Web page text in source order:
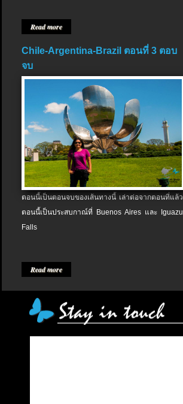
Read more
Chile-Argentina-Brazil ตอนที่ 3 ตอบ
จบ
ตอนนี้เป็นตอนจบของเส้นทางนี้ เล่าต่อจากตอนที่แล้ว
ตอนนี้เป็นประสบกาณ์ที่ Buenos Aires และ Iguazu
Falls
Read more